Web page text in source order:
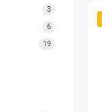
3
6
19